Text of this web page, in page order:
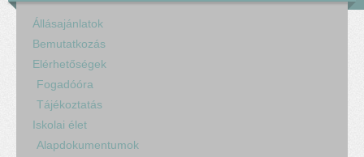
Állásajánlatok
Bemutatkozás
Elérhetőségek
Fogadóóra
Tájékoztatás
Iskolai élet
Alapdokumentumok